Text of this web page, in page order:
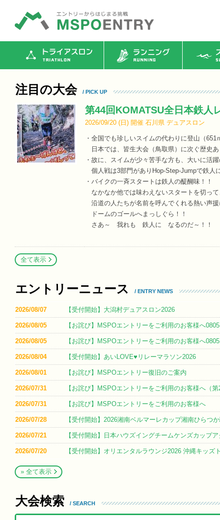
トライアスロン ランニング ス
注目の大会 / PICK UP
第44回KOMATSU全日本鉄人
2026/09/20 ( 日 ) 開催 石川県 デュアスロン
・全国でも珍しいスイムの代わりに登山（
日本では、皆生大会（鳥取県）に次ぐ歴史
・故に、スイムが少々苦手な方も、大いに活
個人戦は3部門がありHop-Step-Jumpで鉄人
・バイクの一斉スタートは鉄人の醍醐味！！
なかなか他では味わえないスタートを切っ
沿道の人たちが名前を呼んでくれる熱い声
ドームのゴールへまっしぐら！！
さあ～ 我れも 鉄人に なるのだ～！！
全て表示
エントリーニュース / ENTRY NEWS
2026/08/07 【受付開始】大潟村デュアスロン2026
2026/08/05 【お詫び】MSPOエントリーをご利用のお客様へ0805
2026/08/05 【お詫び】MSPOエントリーをご利用のお客様へ0805
2026/08/04 【受付開始】あいLOVE♥リレーマラソン2026
2026/08/01 【お詫び】MSPOエントリー復旧のご案内
2026/07/31 【お詫び】MSPOエントリーをご利用のお客様へ（
2026/07/31 【お詫び】MSPOエントリーをご利用のお客様へ
2026/07/28 【受付開始】2026湘南ベルマーレカップ湘南ひらつ
2026/07/21 【受付開始】日本ハウズイングチームケンズカップ
2026/07/20 【受付開始】オリエンタルラウンジ2026 沖縄キッズ
» 全て表示
大会検索 / SEARCH